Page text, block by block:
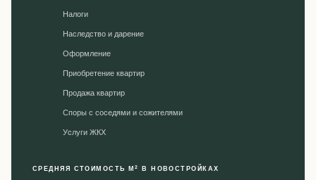
Налоги
Наследство и дарение
Оформление
Приобретение квартир
Продажа квартир
Споры с соседями и сожителями
Уcлуги ЖКХ
СРЕДНЯЯ СТОИМОСТЬ М2 В НОВОСТРОЙКАХ